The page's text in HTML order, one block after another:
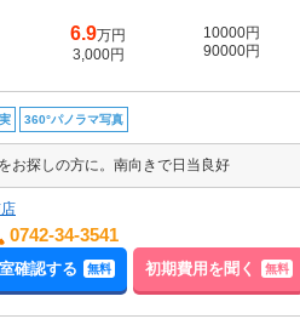
6.9万円
3,000円
10000円
90000円
360°パノラマ写真
お探しの方に。南向きで日当良好
0742-34-3541
確認する 無料 初期費用を聞く 無料